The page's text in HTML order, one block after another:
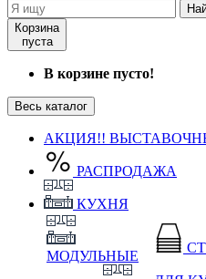
Корзина
пуста
В корзине пусто!
Весь каталог
АКЦИЯ!!
РАСПРОДАЖА
КУХНЯ
МОДУЛЬНЫЕ